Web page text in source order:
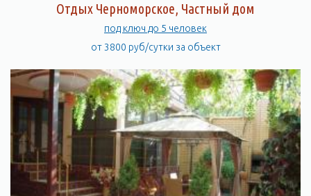
Отдых Черноморское, Частный дом
под ключ до 5 человек
от 3800 руб/сутки за объект